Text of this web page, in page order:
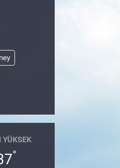
YÜKSEK
°